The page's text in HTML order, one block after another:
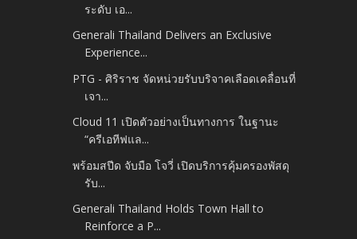
ระดับ เอ...
Generali Thailand Delivers an Exclusive
Experience...
PTG - ศิริราช จัดหน่วยรับบริจาคเลือดเคลื่อนที่
เจา...
Cloud 11 เปิดตัวอย่างเป็นทางการ ในฐานะ
“ครีเอทีฟแล...
พร้อมสปีด จับมือ โจวี่ เปิดบริการคุ้มครองพัสดุ
รับ...
Generali Thailand Holds Town Hall to
Reinforce a P...